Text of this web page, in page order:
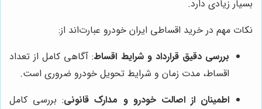
بسیار زیادی دارد.
نکات مهم در خرید اقساطی ایران خودرو عبارت‌اند از:
بررسی دقیق قرارداد و شرایط اقساط: آگاهی کامل از تعداد
اقساط، مدت زمان و شرایط تحویل خودرو ضروری است.
اطمینان از اصالت خودرو و مدارک قانونی: بررسی کامل